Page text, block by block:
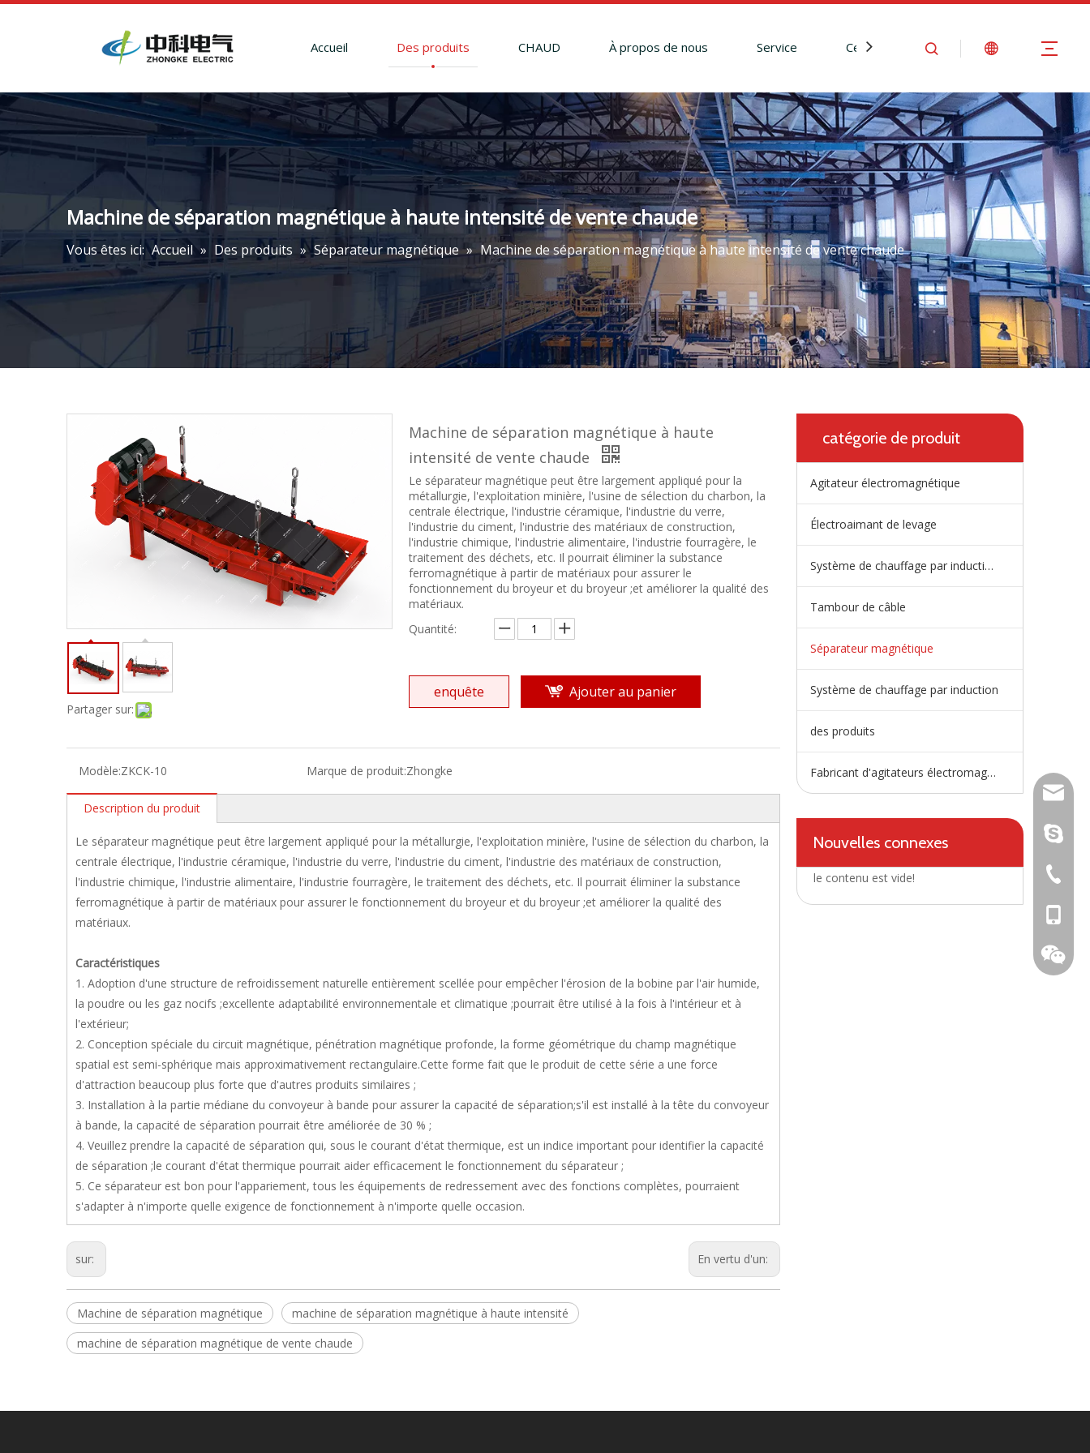
Accueil Des produits CHAUD À propos de nous Service Centre d'Information Nous
Machine de séparation magnétique à haute intensité de vente chaude
Vous êtes ici: Accueil » Des produits » Séparateur magnétique » Machine de séparation magnétique à haute intensité de vente chaude
Partager sur:
Machine de séparation magnétique à haute
intensité de vente chaude
Le séparateur magnétique peut être largement appliqué pour la
métallurgie, l'exploitation minière, l'usine de sélection du charbon, la
centrale électrique, l'industrie céramique, l'industrie du verre,
l'industrie du ciment, l'industrie des matériaux de construction,
l'industrie chimique, l'industrie alimentaire, l'industrie fourragère, le
traitement des déchets, etc. Il pourrait éliminer la substance
ferromagnétique à partir de matériaux pour assurer le
fonctionnement du broyeur et du broyeur ;et améliorer la qualité des
matériaux.
Quantité:
enquête Ajouter au panier
Modèle:ZKCK-10 Marque de produit:Zhongke
Description du produit
Le séparateur magnétique peut être largement appliqué pour la métallurgie, l'exploitation minière, l'usine de sélection du charbon, la
centrale électrique, l'industrie céramique, l'industrie du verre, l'industrie du ciment, l'industrie des matériaux de construction,
l'industrie chimique, l'industrie alimentaire, l'industrie fourragère, le traitement des déchets, etc. Il pourrait éliminer la substance
ferromagnétique à partir de matériaux pour assurer le fonctionnement du broyeur et du broyeur ;et améliorer la qualité des
matériaux.
Caractéristiques
1. Adoption d'une structure de refroidissement naturelle entièrement scellée pour empêcher l'érosion de la bobine par l'air humide,
la poudre ou les gaz nocifs ;excellente adaptabilité environnementale et climatique ;pourrait être utilisé à la fois à l'intérieur et à
l'extérieur;
2. Conception spéciale du circuit magnétique, pénétration magnétique profonde, la forme géométrique du champ magnétique
spatial est semi-sphérique mais approximativement rectangulaire.Cette forme fait que le produit de cette série a une force
d'attraction beaucoup plus forte que d'autres produits similaires ;
3. Installation à la partie médiane du convoyeur à bande pour assurer la capacité de séparation;s'il est installé à la tête du convoyeur
à bande, la capacité de séparation pourrait être améliorée de 30 % ;
4. Veuillez prendre la capacité de séparation qui, sous le courant d'état thermique, est un indice important pour identifier la capacité
de séparation ;le courant d'état thermique pourrait aider efficacement le fonctionnement du séparateur ;
5. Ce séparateur est bon pour l'appariement, tous les équipements de redressement avec des fonctions complètes, pourraient
s'adapter à n'importe quelle exigence de fonctionnement à n'importe quelle occasion.
sur: En vertu d'un:
Machine de séparation magnétique
machine de séparation magnétique à haute intensité
machine de séparation magnétique de vente chaude
catégorie de produit
Agitateur électromagnétique
Électroaimant de levage
Système de chauffage par induction de répartiteur
Tambour de câble
Séparateur magnétique
Système de chauffage par induction
des produits
Fabricant d'agitateurs électromagnétiques
Nouvelles connexes
le contenu est vide! +86-